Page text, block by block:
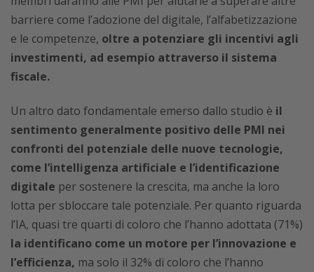
barriere come l’adozione del digitale, l’alfabetizzazione
e le competenze, oltre a potenziare gli incentivi agli
investimenti, ad esempio attraverso il sistema
fiscale.
Un altro dato fondamentale emerso dallo studio è il
sentimento generalmente positivo delle PMI nei
confronti del potenziale delle nuove tecnologie,
come l’intelligenza artificiale e l’identificazione
digitale per sostenere la crescita, ma anche la loro
lotta per sbloccare tale potenziale. Per quanto riguarda
l’IA, quasi tre quarti di coloro che l’hanno adottata (71%)
la identificano come un motore per l’innovazione e
l’efficienza, ma solo il 32% di coloro che l’hanno